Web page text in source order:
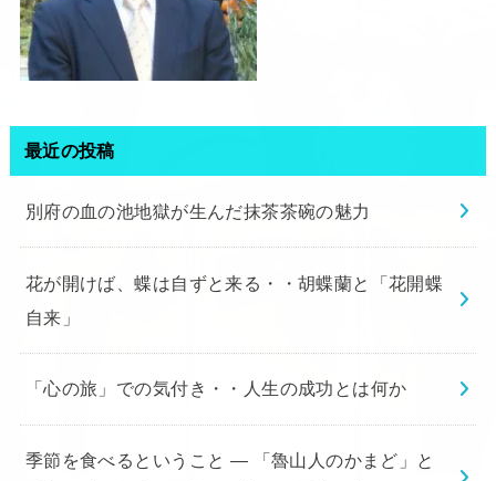
最近の投稿
別府の血の池地獄が生んだ抹茶茶碗の魅力
花が開けば、蝶は自ずと来る・・胡蝶蘭と「花開蝶
自来」
「心の旅」での気付き・・人生の成功とは何か
季節を食べるということ ― 「魯山人のかまど」と